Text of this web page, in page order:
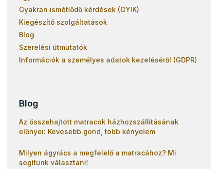
Gyakran ismétlődő kérdések (GYIK)
Kiegészítő szolgáltatások
Blog
Szerelési útmutatók
Információk a személyes adatok kezeléséről (GDPR)
Blog
Az összehajtott matracok házhozszállításának
előnyei: Kevesebb gond, több kényelem
Milyen ágyrács a megfelelő a matracához? Mi
segítünk választani!